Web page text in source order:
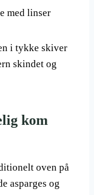
med linser
i tykke skiver
skindet og
kom
oven på
asparges og